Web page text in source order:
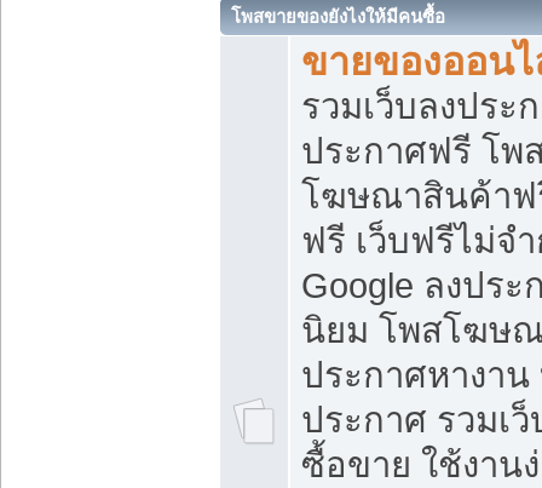
โพสขายของยังไงให้มีคนซื้อ
ขายของออน
รวมเว็บลงประ
ประกาศฟรี โพ
โฆษณาสินค้าฟ
ฟรี เว็บฟรีไม่จ
Google ลงปร
นิยม โพสโฆษ
ประกาศหางาน
ประกาศ รวมเ
ซื้อขาย ใช้งาน